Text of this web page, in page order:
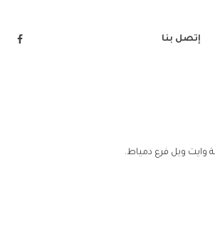
إتصل بنا
وايت ويل فرع دمياط.